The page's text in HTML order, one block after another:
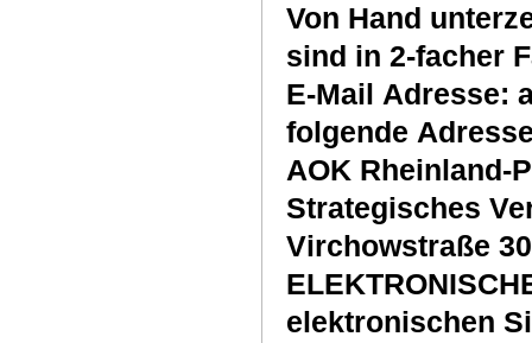
Von Hand
sind in 2-facher
E-Mail Adresse:
folgende
AOK Rheinland-
Strategisches
Virchowstraße
elektronischen